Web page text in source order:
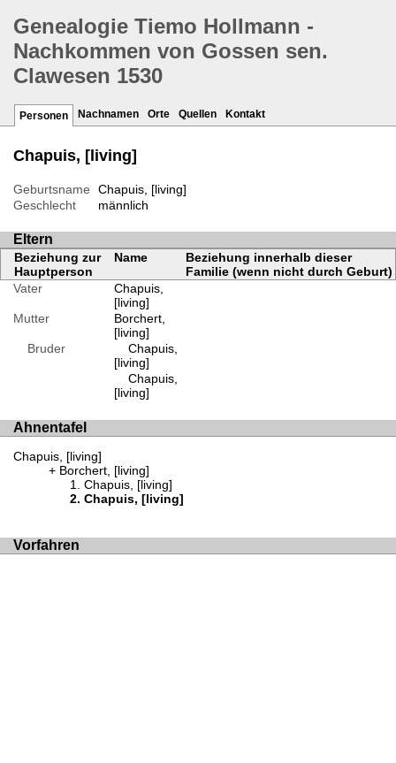
Genealogie Tiemo Hollmann -
Nachkommen von Gossen sen.
Clawesen 1530
Personen Nachnamen Orte Quellen Kontakt
Chapuis, [living]
Geburtsname
Chapuis, [living]
Geschlecht
männlich
Eltern
Beziehung zur
Hauptperson
Name
Beziehung innerhalb dieser
Familie (wenn nicht durch Geburt)
Vater
Chapuis,
[living]
Mutter
Borchert,
[living]
Bruder
Chapuis,
[living]
Chapuis,
[living]
Ahnentafel
Chapuis, [living]
Borchert, [living]
Chapuis, [living]
Chapuis, [living]
Vorfahren